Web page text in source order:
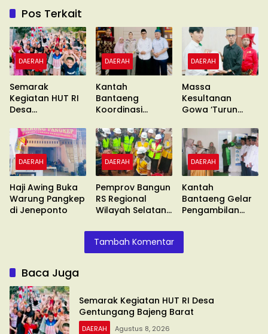
Pos Terkait
DAERAH
Semarak
Kegiatan HUT RI
Desa
Bajeng Barat
DAERAH
Kantah
Bantaeng
Koordinasi
Muhammadiyah
DAERAH
Massa
Kesultanan
Gowa ‘Turun
Unras
DAERAH
Haji Awing Buka
Warung Pangkep
di Jeneponto
DAERAH
Pemprov Bangun
RS Regional
Wilayah Selatan
DAERAH
Kantah
Bantaeng Gelar
Pengambilan
Tambah Komentar
Baca Juga
Semarak Kegiatan HUT RI Desa
Gentungang Bajeng Barat
DAERAH Agustus 8, 2026